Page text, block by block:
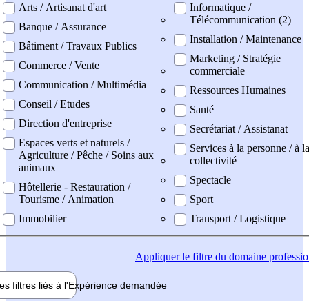
Arts / Artisanat d'art
Banque / Assurance
Bâtiment / Travaux Publics
Commerce / Vente
Communication / Multimédia
Conseil / Etudes
Direction d'entreprise
Espaces verts et naturels /
Agriculture / Pêche / Soins aux
animaux
Hôtellerie - Restauration /
Tourisme / Animation
Immobilier
Informatique /
Télécommunication (2)
Installation / Maintenance
Marketing / Stratégie
commerciale
Ressources Humaines
Santé
Secrétariat / Assistanat
Services à la personne / à la
collectivité
Spectacle
Sport
Transport / Logistique
Appliquerle filtre du domaine
filtres liés à l'Expérience demandée